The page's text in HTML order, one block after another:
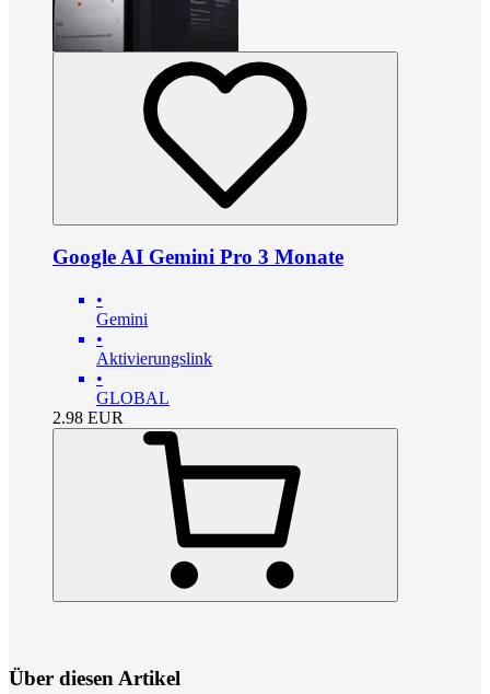
Google AI Gemini Pro 3 Monate
•
Gemini
•
Aktivierungslink
•
GLOBAL
2.98 EUR
Über diesen Artikel